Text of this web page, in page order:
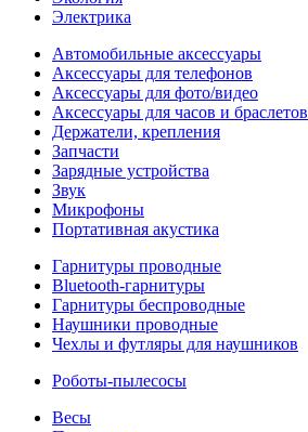
Электрика
Автомобильные аксессуары
Аксессуары для телефонов
Аксессуары для фото/видео
Аксессуары для часов и браслетов
Держатели, крепления
Запчасти
Зарядные устройства
Звук
Микрофоны
Портативная акустика
Гарнитуры проводные
Bluetooth-гарнитуры
Гарнитуры беспроводные
Наушники проводные
Чехлы и футляры для наушников
Роботы-пылесосы
Весы